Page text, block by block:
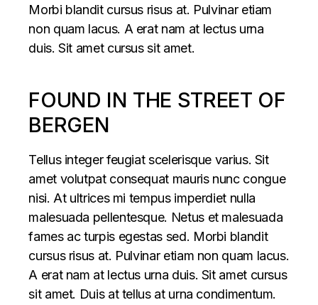
Morbi blandit cursus risus at. Pulvinar etiam
non quam lacus. A erat nam at lectus urna
duis. Sit amet cursus sit amet.
FOUND IN THE STREET OF
BERGEN
Tellus integer feugiat scelerisque varius. Sit
amet volutpat consequat mauris nunc congue
nisi. At ultrices mi tempus imperdiet nulla
malesuada pellentesque. Netus et malesuada
fames ac turpis egestas sed. Morbi blandit
cursus risus at. Pulvinar etiam non quam lacus.
A erat nam at lectus urna duis. Sit amet cursus
sit amet. Duis at tellus at urna condimentum.